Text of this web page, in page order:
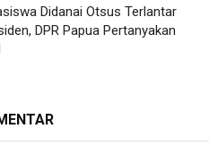
Didanai Otsus Terlantar
DPR Papua Pertanyakan